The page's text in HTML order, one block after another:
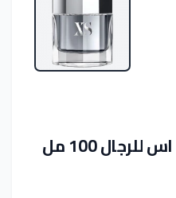
باكو رابان بلاك اكس اس للرجال 100 مل